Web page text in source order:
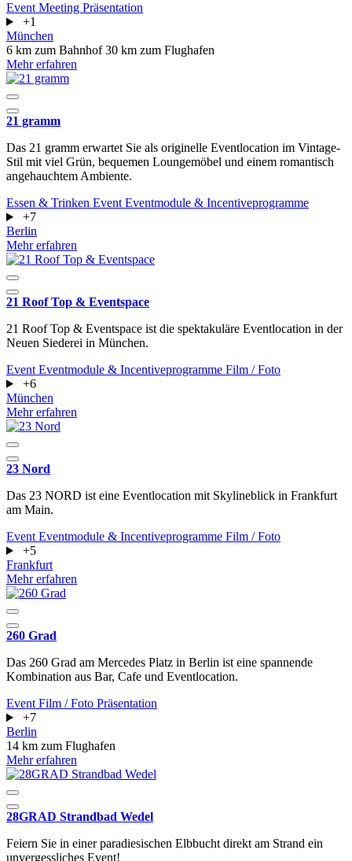
Event Meeting Präsentation
+1
München
6 km zum Bahnhof30 km zum Flughafen
Mehr erfahren
21 gramm
Das 21 gramm erwartet Sie als originelle Eventlocation im Vintage-
Stil mit viel Grün, bequemen Loungemöbel und einem romantisch
angehauchtem Ambiente.
Essen & Trinken Event Eventmodule & Incentiveprogramme
+7
Berlin
Mehr erfahren
21 Roof Top & Eventspace
21 Roof Top & Eventspace ist die spektakuläre Eventlocation in der
Neuen Siederei in München.
Event Eventmodule & Incentiveprogramme Film / Foto
+6
München
Mehr erfahren
23 Nord
Das 23 NORD ist eine Eventlocation mit Skylineblick in Frankfurt
am Main.
Event Eventmodule & Incentiveprogramme Film / Foto
+5
Frankfurt
Mehr erfahren
260 Grad
Das 260 Grad am Mercedes Platz in Berlin ist eine spannende
Kombination aus Bar, Cafe und Eventlocation.
Event Film / Foto Präsentation
+7
Berlin
14 km zum Flughafen
Mehr erfahren
28GRAD Strandbad Wedel
Feiern Sie in einer paradiesischen Elbbucht direkt am Strand ein
unvergessliches Event!